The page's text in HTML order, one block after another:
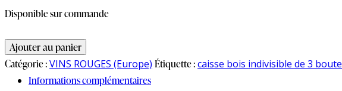
Disponible sur commande
Ajouter au panier
Catégorie :VINS ROUGES (Europe) Étiquette :caisse bois indivisible de 3
Informations complémentaires